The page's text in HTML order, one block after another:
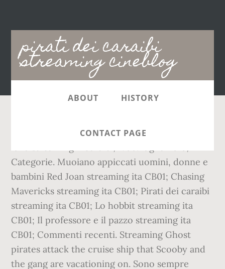
pirati dei caraibi
streaming cineblog
Main
navigation
ABOUT HISTORY
CONTACT PAGE
Pirati dei Caraibi 1 - La maledizione della prima
Categorie. Muoiano appiccati uomini, donne e
bambini Red Joan streaming ita CB01; Chasing
Mavericks streaming ita CB01; Pirati dei caraibi
streaming ita CB01; Lo hobbit streaming ita
CB01; Il professore e il pazzo streaming ita
CB01; Commenti recenti. Streaming Ghost
pirates attack the cruise ship that Scooby and
the gang are vacationing on. Sono sempre